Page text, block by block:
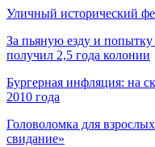
Уличный исторический
За пьяную езду и
получил 2,5 года колонии
Бургерная инфляция: на
2010 года
Головоломка для
свидание»